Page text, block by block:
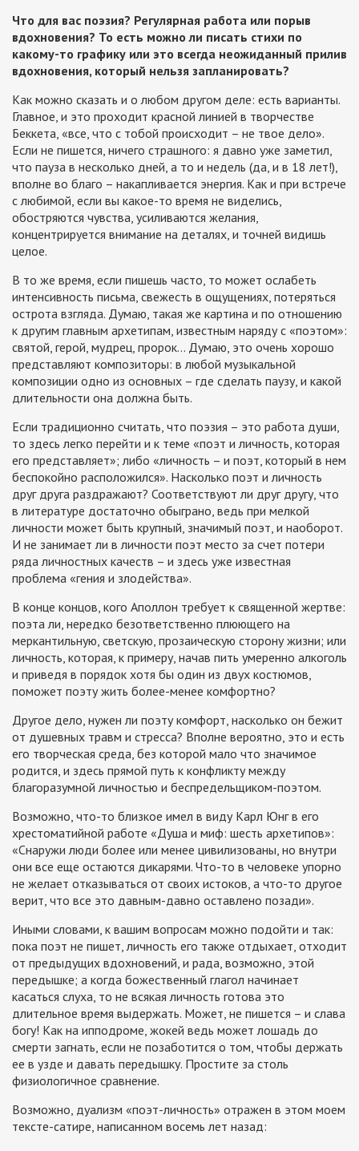
Что для вас поэзия? Регулярная работа или порыв
вдохновения? То есть можно ли писать стихи по
какому-то графику или это всегда неожиданный прилив
вдохновения, который нельзя запланировать?
Как можно сказать и о любом другом деле: есть варианты.
Главное, и это проходит красной линией в творчестве
Беккета, «все, что с тобой происходит – не твое дело».
Если не пишется, ничего страшного: я давно уже заметил,
что пауза в несколько дней, а то и недель (да, и в 18 лет!),
вполне во благо – накапливается энергия. Как и при встрече
с любимой, если вы какое-то время не виделись,
обостряются чувства, усиливаются желания,
концентрируется внимание на деталях, и точней видишь
целое.
В то же время, если пишешь часто, то может ослабеть
интенсивность письма, свежесть в ощущениях, потеряться
острота взгляда. Думаю, такая же картина и по отношению
к другим главным архетипам, известным наряду с «поэтом»:
святой, герой, мудрец, пророк… Думаю, это очень хорошо
представляют композиторы: в любой музыкальной
композиции одно из основных – где сделать паузу, и какой
длительности она должна быть.
Если традиционно считать, что поэзия – это работа души,
то здесь легко перейти и к теме «поэт и личность, которая
его представляет»; либо «личность – и поэт, который в нем
беспокойно расположился». Насколько поэт и личность
друг друга раздражают? Соответствуют ли друг другу, что
в литературе достаточно обыграно, ведь при мелкой
личности может быть крупный, значимый поэт, и наоборот.
И не занимает ли в личности поэт место за счет потери
ряда личностных качеств – и здесь уже известная
проблема «гения и злодейства».
В конце концов, кого Аполлон требует к священной жертве:
поэта ли, нередко безответственно плюющего на
меркантильную, светскую, прозаическую сторону жизни; или
личность, которая, к примеру, начав пить умеренно алкоголь
и приведя в порядок хотя бы один из двух костюмов,
поможет поэту жить более-менее комфортно?
Другое дело, нужен ли поэту комфорт, насколько он бежит
от душевных травм и стресса? Вполне вероятно, это и есть
его творческая среда, без которой мало что значимое
родится, и здесь прямой путь к конфликту между
благоразумной личностью и беспредельщиком-поэтом.
Возможно, что-то близкое имел в виду Карл Юнг в его
хрестоматийной работе «Душа и миф: шесть архетипов»:
«Снаружи люди более или менее цивилизованы, но внутри
они все еще остаются дикарями. Что-то в человеке упорно
не желает отказываться от своих истоков, а что-то другое
верит, что все это давным-давно оставлено позади».
Иными словами, к вашим вопросам можно подойти и так:
пока поэт не пишет, личность его также отдыхает, отходит
от предыдущих вдохновений, и рада, возможно, этой
передышке; а когда божественный глагол начинает
касаться слуха, то не всякая личность готова это
длительное время выдержать. Может, не пишется – и слава
богу! Как на ипподроме, жокей ведь может лошадь до
смерти загнать, если не позаботится о том, чтобы держать
ее в узде и давать передышку. Простите за столь
физиологичное сравнение.
Возможно, дуализм «поэт-личность» отражен в этом моем
тексте-сатире, написанном восемь лет назад: